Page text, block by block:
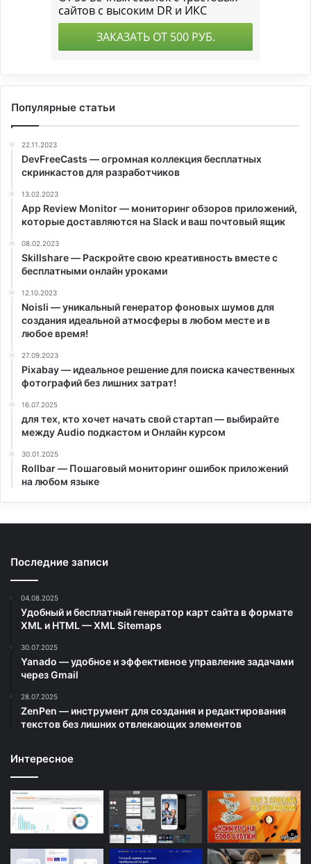
Популярные статьи
22.11.2023
DevFreeCasts — огромная коллекция бесплатных
скринкастов для разработчиков
13.02.2023
App Review Monitor — мониторинг обзоров приложений,
которые доставляются на Slack и ваш почтовый ящик
08.02.2023
Skillshare — Раскройте свою креативность вместе с
бесплатными онлайн уроками
12.10.2023
Noisli — уникальный генератор фоновых шумов для
создания идеальной атмосферы в любом месте и в
любое время!
27.09.2023
Pixabay — идеальное решение для поиска качественных
фотографий без лишних затрат!
16.07.2025
для тех, кто хочет начать свой стартап — выбирайте
между Audio подкастом и Онлайн курсом
30.01.2025
Rollbar — Пошаговый мониторинг ошибок приложений
на любом языке
Последние записи
04.08.2025
Удобный и бесплатный генератор карт сайта в формате
XML и HTML — XML Sitemaps
30.07.2025
Yanado — удобное и эффективное управление задачами
через Gmail
28.07.2025
ZenPen — инструмент для создания и редактирования
текстов без лишних отвлекающих элементов
Интересное